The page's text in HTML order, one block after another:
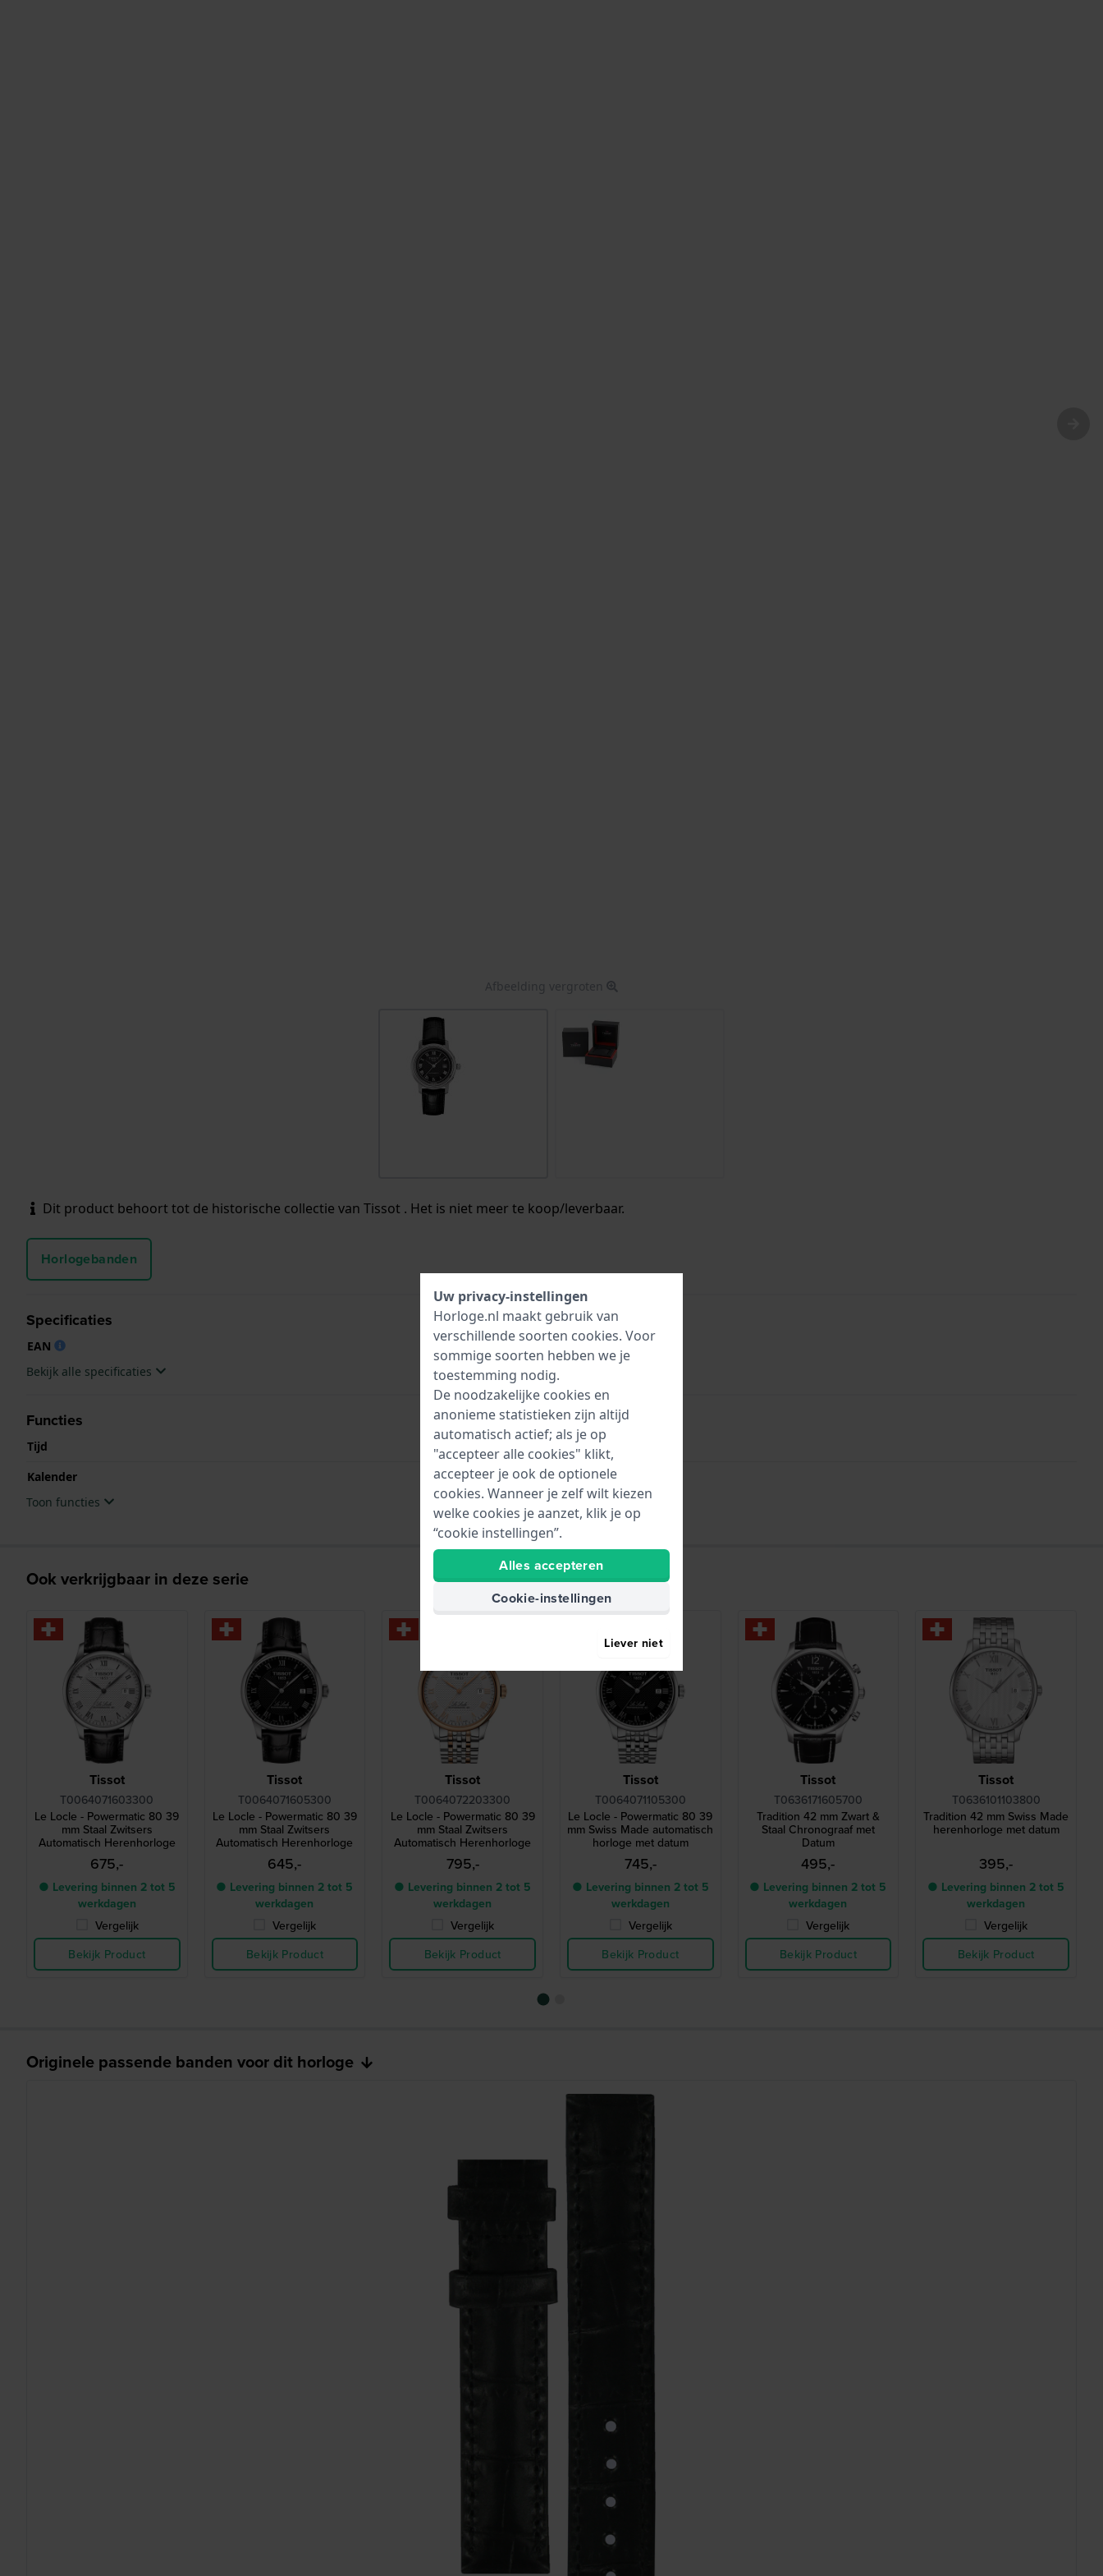
Afbeelding vergroten
Dit product behoort tot de historische collectie van Tissot . Het is niet meer te koop/leverbaar.
Horlogebanden
Specificaties
EAN
7611608247303
Bekijk alle specificaties
Functies
Tijd
Uren - Analoge wijzer
Kalender
Datum - Venster
Toon functies
Ook verkrijgbaar in deze serie
Tissot
T0064071603300
Le Locle - Powermatic 80 39
mm Staal Zwitsers
Automatisch Herenhorloge
675,-
● Levering binnen 2 tot 5
werkdagen
Vergelijk
Bekijk Product
Tissot
T0064071605300
Le Locle - Powermatic 80 39
mm Staal Zwitsers
Automatisch Herenhorloge
645,-
● Levering binnen 2 tot 5
werkdagen
Vergelijk
Bekijk Product
Tissot
T0064072203300
Le Locle - Powermatic 80 39
mm Staal Zwitsers
Automatisch Herenhorloge
795,-
● Levering binnen 2 tot 5
werkdagen
Vergelijk
Bekijk Product
Tissot
T0064071105300
Le Locle - Powermatic 80 39
mm Swiss Made automatisch
horloge met datum
745,-
● Levering binnen 2 tot 5
werkdagen
Vergelijk
Bekijk Product
Tissot
T0636171605700
Tradition 42 mm Zwart &
Staal Chronograaf met
Datum
495,-
● Levering binnen 2 tot 5
werkdagen
Vergelijk
Bekijk Product
Tissot
T0636101103800
Tradition 42 mm Swiss Made
herenhorloge met datum
395,-
● Levering binnen 2 tot 5
werkdagen
Vergelijk
Bekijk Product
Originele passende banden voor dit horloge
Uw privacy-instellingen
Horloge.nl maakt gebruik van
verschillende soorten cookies. Voor
sommige soorten hebben we je
toestemming nodig.
De noodzakelijke cookies en
anonieme statistieken zijn altijd
automatisch actief; als je op
"accepteer alle cookies" klikt,
accepteer je ook de optionele
cookies. Wanneer je zelf wilt kiezen
welke cookies je aanzet, klik je op
“cookie instellingen”.
Alles accepteren
Cookie-instellingen
Liever niet